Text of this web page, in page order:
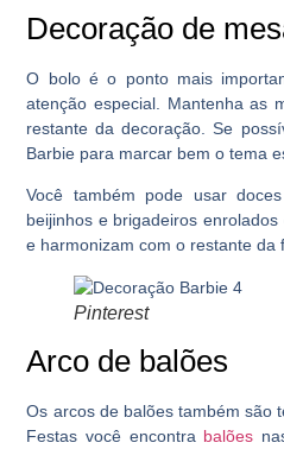
Decoração de
O bolo é o ponto mais
atenção especial. Mantenha as
restante da decoração. Se
Barbie para marcar bem o tema
Você também pode usar
beijinhos e brigadeiros
e harmonizam com o restante da
Pinterest
Arco de balões
Os arcos de balões também são
Festas você encontra balões